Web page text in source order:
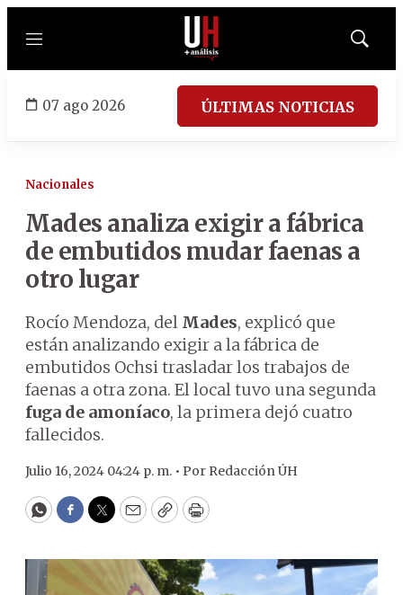
Menú
Mostrar
07 ago 2026 ÚLTIMAS NOTICIAS
Nacionales
Mades analiza exigir a fábrica
de embutidos mudar faenas a
otro lugar
Rocío Mendoza, del Mades, explicó que
están analizando exigir a la fábrica de
embutidos Ochsi trasladar los trabajos de
faenas a otra zona. El local tuvo una segunda
fuga de amoníaco, la primera dejó cuatro
fallecidos.
Julio 16, 2024 04:24 p. m. • Por Redacción ÚH
WhatsApp
Facebook
Twitter
EmailCopyPrint